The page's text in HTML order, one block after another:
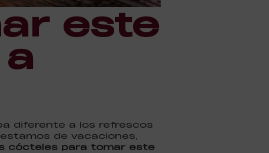
este
diferente a los refrescos
de vacaciones,
cócteles para tomar este